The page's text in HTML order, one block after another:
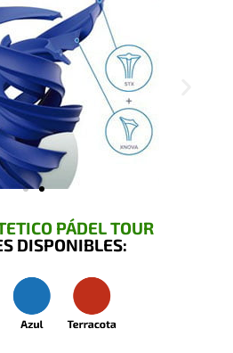
PÁDEL TOUR
DISPONIBLES: